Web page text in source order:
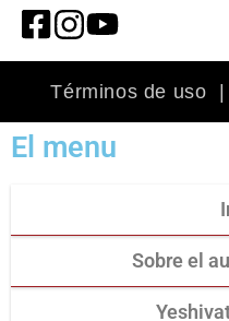
Términos de uso
El menu
Sobre el